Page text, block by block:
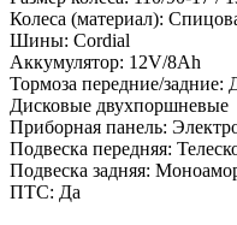
Колеса (материал):
Шины: Cordial
Аккумулятор: 12V/8Ah
Тормоза передние/
Дисковые двухпоршневые
Приборная панель:
Подвеска передняя:
Подвеска задняя:
ПТС: Да